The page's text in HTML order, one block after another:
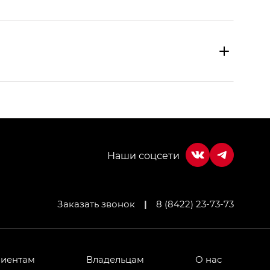
— GB AWD, Джи Эль Полный привод —
Заказать звонок | 8 (8422) 23-73-73
Владельцам О нас